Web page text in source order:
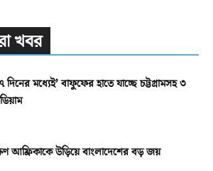
খবর
দিনের মধ্যেই’ বাফুফের হাতে যাচ্ছে চট্টগ্রামসহ ৩
আফ্রিকাকে উড়িয়ে বাংলাদেশের বড় জয়